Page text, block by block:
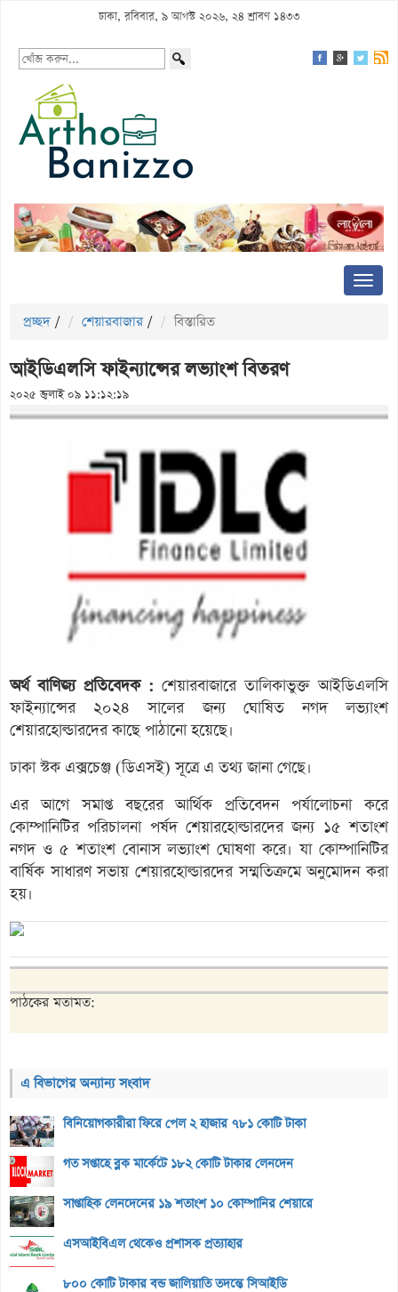
ঢাকা, রবিবার, ৯ আগস্ট ২০২৬, ২৪ শ্রাবণ ১৪৩৩
প্রচ্ছদ / শেয়ারবাজার / বিস্তারিত
আইডিএলসি ফাইন্যান্সের লভ্যাংশ বিতরণ
২০২৫ জুলাই ০৯ ১১:১২:১৯
অর্থ বাণিজ্য প্রতিবেদক : শেয়ারবাজারে তালিকাভুক্ত আইডিএলসি
ফাইন্যান্সের ২০২৪ সালের জন্য ঘোষিত নগদ লভ্যাংশ
শেয়ারহোল্ডারদের কাছে পাঠানো হয়েছে।
ঢাকা স্টক এক্সচেঞ্জ (ডিএসই) সূত্রে এ তথ্য জানা গেছে।
এর আগে সমাপ্ত বছরের আর্থিক প্রতিবেদন পর্যালোচনা করে
কোম্পানিটির পরিচালনা পর্ষদ শেয়ারহোল্ডারদের জন্য ১৫ শতাংশ
নগদ ও ৫ শতাংশ বোনাস লভ্যাংশ ঘোষণা করে। যা কোম্পানিটির
বার্ষিক সাধারণ সভায় শেয়ারহোল্ডারদের সম্মতিক্রমে অনুমোদন করা
হয়।
পাঠকের মতামত:
এ বিভাগের অন্যান্য সংবাদ
বিনিয়োগকারীরা ফিরে পেল ২ হাজার ৭৮১ কোটি টাকা
গত সপ্তাহে ব্লক মার্কেটে ১৮২ কোটি টাকার লেনদেন
সাপ্তাহিক লেনদেনের ১৯ শতাংশ ১০ কোম্পানির শেয়ারে
এসআইবিএল থেকেও প্রশাসক প্রত্যাহার
৮০০ কোটি টাকার বন্ড জালিয়াতি তদন্তে সিআইডি